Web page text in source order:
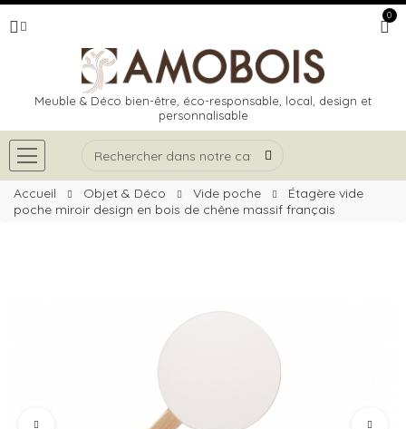
0
Meuble & Déco bien-être, éco-responsable, local, design et
personnalisable
Accueil Objet & Déco Vide poche
Étagère vide
poche miroir design en bois de chêne massif français